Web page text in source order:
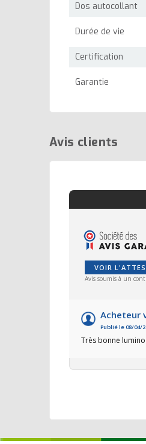
Dos autocollant
Durée de vie
Certification
Garantie
Avis clients
VOIR
Avis soumis à un
Acheteur
Publié le 08/04/
Très bonne